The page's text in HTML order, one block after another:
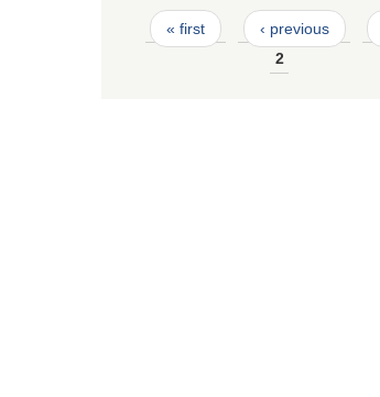
Pages
« first ‹ previous
2